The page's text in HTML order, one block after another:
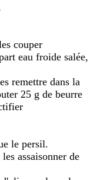
couper
eau froide salée,
remettre dans la
25 g de beurre
le persil.
assaisonner de